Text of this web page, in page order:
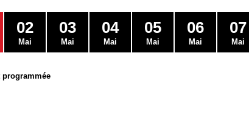
02
Mai
03
Mai
04
Mai
05
Mai
06
Mai
07
Mai